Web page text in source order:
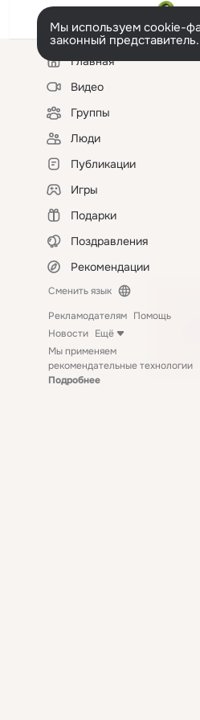
Мы используем cookie-
законный представитель.
Левая
колонкаГлавная
Видео
Группы
Люди
Публикации
Игры
Подарки
Поздравления
Рекомендации
Сменить язык
Рекламодателям Помощь
Новости Ещё
Мы применяем
рекомендательные технологии
Подробнее